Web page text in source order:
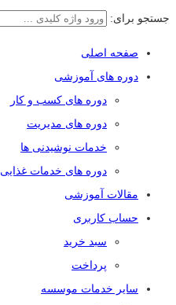
جستجو برای:
صفحه اصلی
دوره های آموزشی
دوره های کسب و کار
دوره های مدیریت
خدمات نوشیدنی ها
دوره های خدمات غذایی
مقالات آموزشی
حساب کاربری
سبد خرید
پرداخت
سایر خدمات موسسه